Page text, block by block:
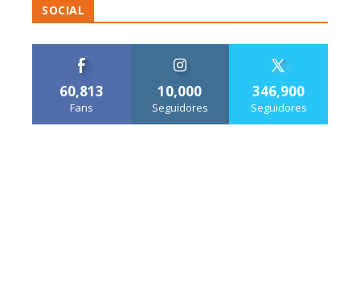
SOCIAL
60,813
Fans
10,000
Seguidores
346,900
Seguidores